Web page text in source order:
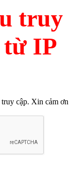
truy
từ IP
cập. Xin cảm ơn